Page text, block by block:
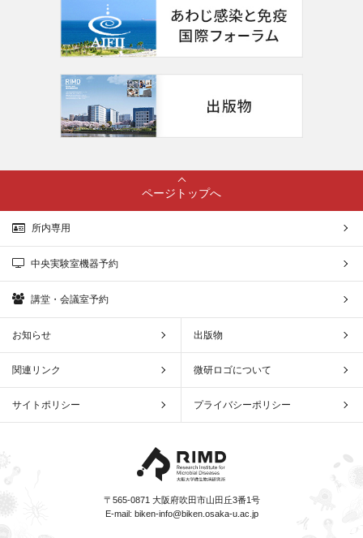
ページトップへ
所内専用
中央実験室機器予約
講堂・会議室予約
お知らせ 出版物
関連リンク 微研ロゴについて
サイトポリシー プライバシーポリシー
〒565-0871 大阪府吹田市山田丘3番1号
E-mail: biken-info@biken.osaka-u.ac.jp